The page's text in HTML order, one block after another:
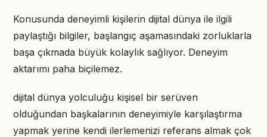
Konusunda deneyimli kişilerin dijital dünya ile ilgili
paylaştığı bilgiler, başlangıç aşamasındaki zorluklarla
başa çıkmada büyük kolaylık sağlıyor. Deneyim
aktarımı paha biçilemez.
dijital dünya yolculuğu kişisel bir serüven
olduğundan başkalarının deneyimiyle karşılaştırma
yapmak yerine kendi ilerlemenizi referans almak çok